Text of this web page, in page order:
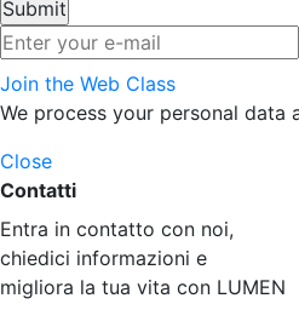
Join the Web Class
We process your personal data
Close
Contatti
Entra in contatto con noi,
chiedici informazioni e
migliora la tua vita con LUMEN